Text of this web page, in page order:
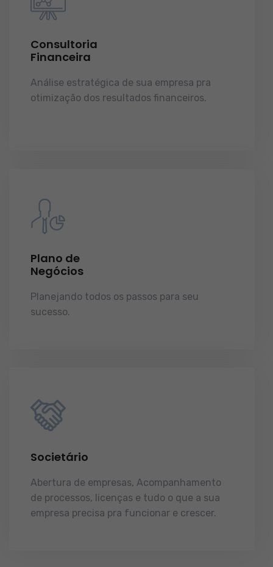
Consultoria
Financeira
Análise estratégica de sua empresa pra
otimização dos resultados financeiros.
Plano de
Negócios
Planejando todos os passos para seu
sucesso.
Societário
Abertura de empresas, Acompanhamento
de processos, licenças e tudo o que a sua
empresa precisa pra funcionar e crescer.